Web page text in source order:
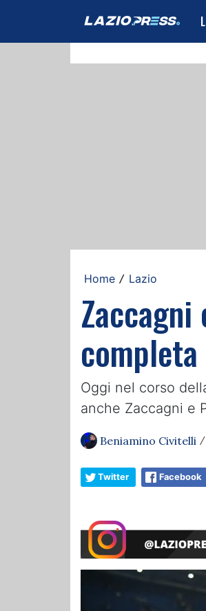
Home / Lazio
Oggi nel corso
anche Zaccagni e
Beniamino Civitelli /
Twitter Facebook